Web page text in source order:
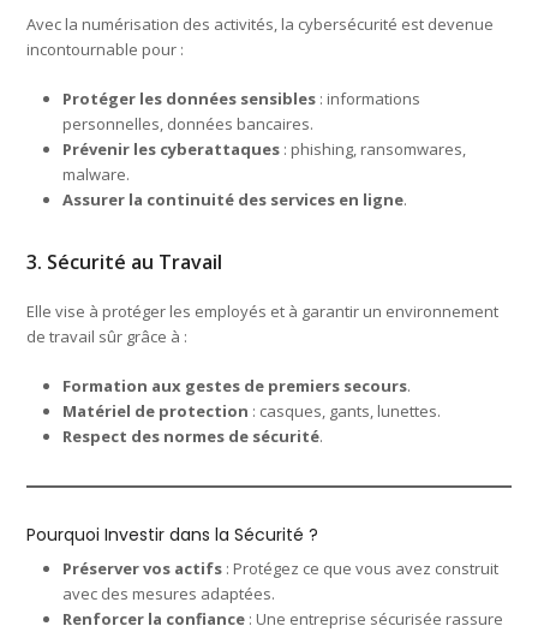
Avec la numérisation des activités, la cybersécurité est devenue
incontournable pour :
Protéger les données sensibles : informations
personnelles, données bancaires.
Prévenir les cyberattaques : phishing, ransomwares,
malware.
Assurer la continuité des services en ligne.
3. Sécurité au Travail
Elle vise à protéger les employés et à garantir un environnement
de travail sûr grâce à :
Formation aux gestes de premiers secours.
Matériel de protection : casques, gants, lunettes.
Respect des normes de sécurité.
Pourquoi Investir dans la Sécurité ?
Préserver vos actifs : Protégez ce que vous avez construit
avec des mesures adaptées.
Renforcer la confiance : Une entreprise sécurisée rassure